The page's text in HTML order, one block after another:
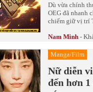
Dù vừa chính
OEG đã nhanh
chiếm giữ vị trí
Nam Minh -
Manga/Film
Nữ diễn
đến hơn